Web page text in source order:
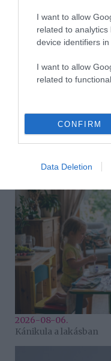
I want to allow
related to
device identifiers in
I want to allow
related to
CONFIRM
Data Deletion
2026-08-06.
2026-08-06.
Kánikula a lakásban